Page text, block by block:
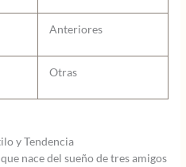
Anteriores
Otras
y Tendencia
que nace del sueño de tres amigos